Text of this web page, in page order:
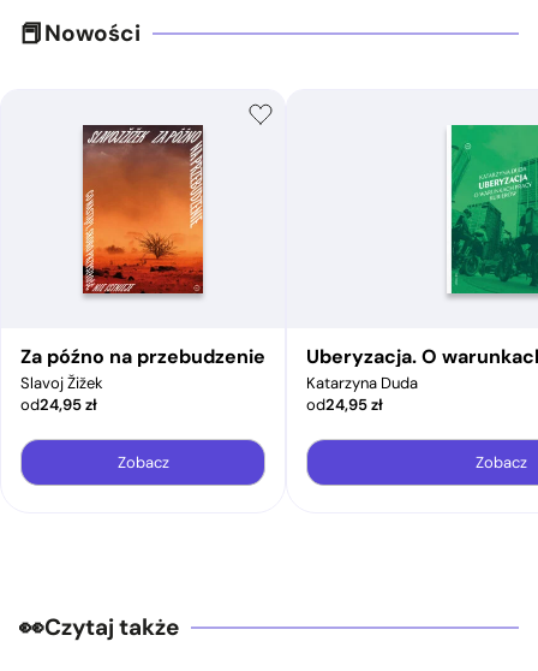
Nowości
Za późno na przebudzenie
Slavoj Žižek
od24,95zł
Zobacz
Uberyzacja. O
Katarzyna Duda
od24,95zł
Zobacz
Czytaj także